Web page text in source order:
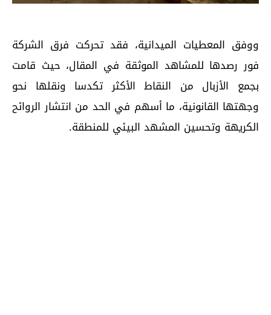
ووفق المعطيات الميدانية، فقد تحركت فرق الشركة
فور رصدها للمشاهد الموثقة في المقال، حيث قامت
بجمع الأزبال من النقاط الأكثر تكدسا ونقلها نحو
وجهتها القانونية، ما أسهم في الحد من انتشار الروائح
الكريهة وتحسين المشهد البيئي للمنطقة.